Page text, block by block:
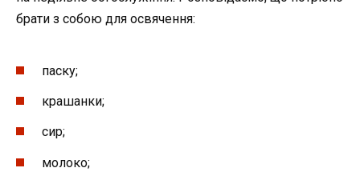
брати з собою для освячення:
паску;
крашанки;
сир;
молоко;